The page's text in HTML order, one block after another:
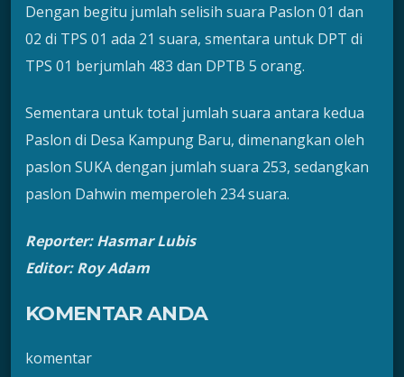
Dengan begitu jumlah selisih suara Paslon 01 dan
02 di TPS 01 ada 21 suara, smentara untuk DPT di
TPS 01 berjumlah 483 dan DPTB 5 orang.
Sementara untuk total jumlah suara antara kedua
Paslon di Desa Kampung Baru, dimenangkan oleh
paslon SUKA dengan jumlah suara 253, sedangkan
paslon Dahwin memperoleh 234 suara.
Reporter: Hasmar Lubis
Editor: Roy Adam
KOMENTAR ANDA
komentar